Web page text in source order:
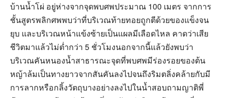
บ้านน้ำโผ่ อยู่ห่างจากจุดพบศพประมาณ 100 เมตร จากการ
ชั้นสูตรพลิกศพพบว่าที่บริเวณท้ายทอยถูกตีด้วยของแข็งจน
ยุบ และบริเวณหน้าแข้งซ้ายเป็นแผลมีเลือดไหล คาดว่าเสีย
ชีวิตมาแล้วไม่ต่ำกว่า 5 ชั่วโมงนอกจากนี้แล้วยังพบว่า
บริเวณคันหนองน้ำสาธารณะจุดที่พบศพมีร่องรอยของต้น
หญ้าล้มเป็นทางยาวจากสันคันลงไปจนถึงริมตลิ่งคล้ายกับมี
การลากหรือกลิ้งวัตถุบางอย่างลงไปในน้ำสอบถามญาติพี่